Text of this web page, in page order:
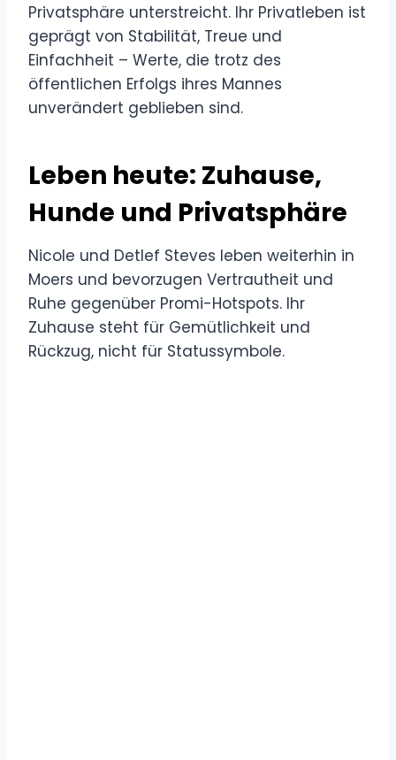
Privatsphäre unterstreicht. Ihr Privatleben ist
geprägt von Stabilität, Treue und
Einfachheit – Werte, die trotz des
öffentlichen Erfolgs ihres Mannes
unverändert geblieben sind.
Leben heute: Zuhause,
Hunde und Privatsphäre
Nicole und Detlef Steves leben weiterhin in
Moers und bevorzugen Vertrautheit und
Ruhe gegenüber Promi-Hotspots. Ihr
Zuhause steht für Gemütlichkeit und
Rückzug, nicht für Statussymbole.